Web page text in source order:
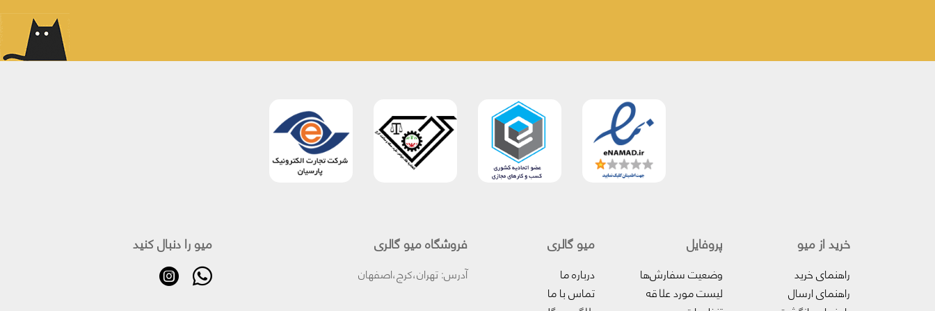
خرید از میو
راهنمای خرید
راهنمای ارسال
پروفایل‌
وضعیت سفارش‌ها
لیست مورد علاقه
میو گالری
درباره ما
تماس با ما
فروشگاه میو گالری
آدرس: تهران،کرج،اصفهان
میو را دنبال کنید